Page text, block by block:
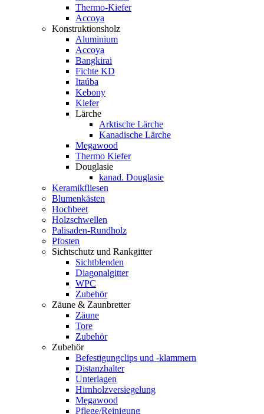
Thermo-Kiefer
Accoya
Konstruktionsholz
Aluminium
Accoya
Bangkirai
Fichte KD
Itaúba
Kebony
Kiefer
Lärche
Arktische Lärche
Kanadische Lärche
Megawood
Thermo Kiefer
Douglasie
kanad. Douglasie
Keramikfliesen
Blumenkästen
Hochbeet
Holzschwellen
Palisaden-Rundholz
Pfosten
Sichtschutz und Rankgitter
Sichtblenden
Diagonalgitter
WPC
Zubehör
Zäune & Zaunbretter
Zäune
Tore
Zubehör
Zubehör
Befestigungclips und -klammern
Distanzhalter
Unterlagen
Hirnholzversiegelung
Megawood
Pflege/Reinigung